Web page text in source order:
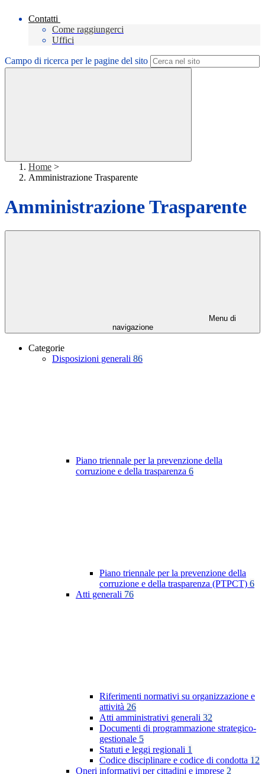
Contatti
Come raggiungerci
Uffici
Campo di ricerca per le pagine del sito
Home >
Amministrazione Trasparente
Amministrazione Trasparente
Menu di
navigazione
Categorie
Disposizioni generali 86
Piano triennale per la prevenzione della
corruzione e della trasparenza 6
Piano triennale per la prevenzione della
corruzione e della trasparenza (PTPCT) 6
Atti generali 76
Riferimenti normativi su organizzazione e
attività 26
Atti amministrativi generali 32
Documenti di programmazione strategico-
gestionale 5
Statuti e leggi regionali 1
Codice disciplinare e codice di condotta 12
Oneri informativi per cittadini e imprese 2